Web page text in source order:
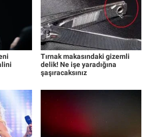
Tırnak makasındaki gizemli
delik! Ne işe yaradığına
şaşıracaksınız